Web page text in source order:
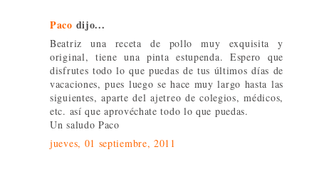
Paco dijo...
Beatriz una receta de pollo muy exquisita y
original, tiene una pinta estupenda. Espero que
disfrutes todo lo que puedas de tus últimos días de
vacaciones, pues luego se hace muy largo hasta las
siguientes, aparte del ajetreo de colegios, médicos,
etc. así que aprovéchate todo lo que puedas.
Un saludo Paco
jueves, 01 septiembre, 2011